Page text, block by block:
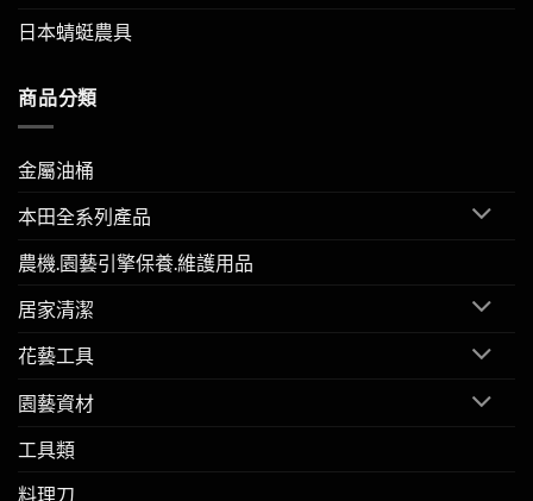
日本蜻蜓農具
商品分類
金屬油桶
本田全系列產品
農機.園藝引擎保養.維護用品
居家清潔
花藝工具
園藝資材
工具類
料理刀